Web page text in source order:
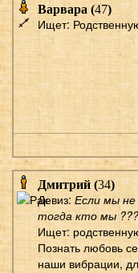
Варвара (47)
Ищет:
Дмитрий (34)
Девиз: Если мы
тогда кто мы ???
Ищет:
Познать любовь
наши вибрации,